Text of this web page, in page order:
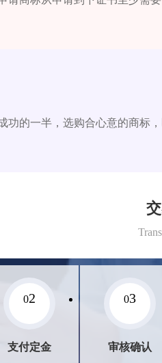
功的一半，选购合心意的商标
02
支付定金
03
审核确认